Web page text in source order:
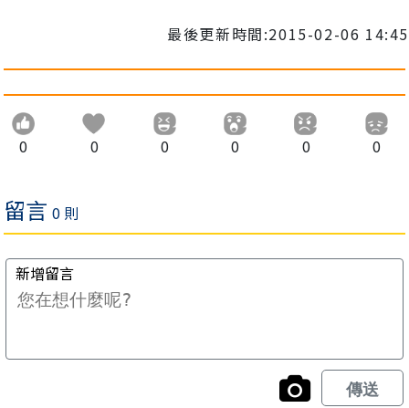
最後更新時間:2015-02-06 14:45
0 0 0 0 0 0